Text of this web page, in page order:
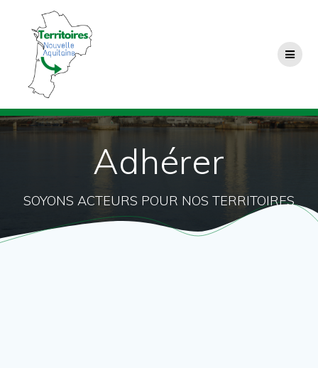
Adhérer
SOYONS ACTEURS POUR NOS TERRITOIRES